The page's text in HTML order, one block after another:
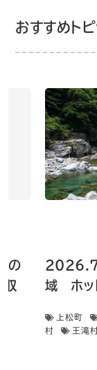
おすすめトピ
の
収
域 ホッ
上松町
村
王滝